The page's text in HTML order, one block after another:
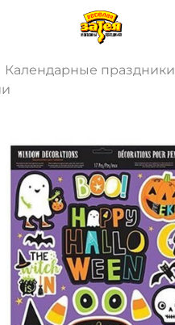
Календарные праздники